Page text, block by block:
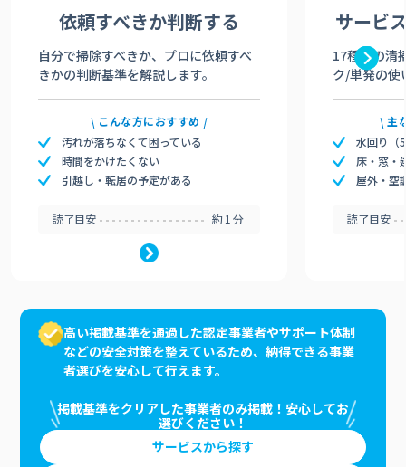
依頼すべきか判断する
自分で掃除すべきか、プロに依頼すべ
きかの判断基準を解説します。
こんな方におすすめ
汚れが落ちなくて困っている
時間をかけたくない
引越し・転居の予定がある
読了目安 約1分
サービ
17種類の清
ク/単発の使
主
水回り（
床・窓・
屋外・空
読了目安
高い掲載基準を通過した認定事業者やサポート体制
などの安全対策を整えているため、納得できる事業
者選びを安心して行えます。
掲載基準をクリアした事業者のみ掲載！安心してお
選びください！
サービスから探す